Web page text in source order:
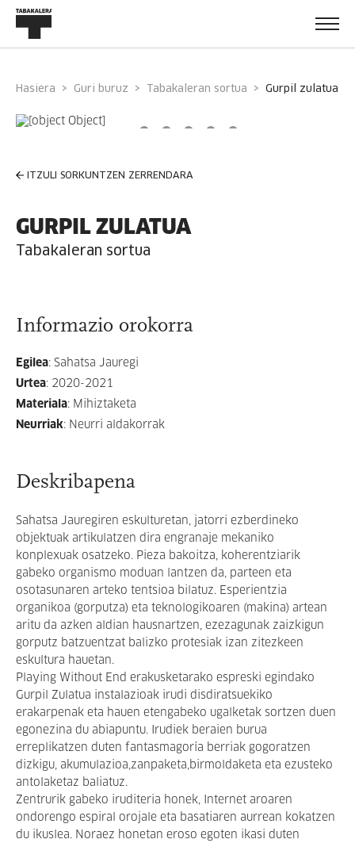
Hasiera Guri buruz Tabakaleran sortua gurpil zulatua
ITZULI SORKUNTZEN ZERRENDARA
GURPIL ZULATUA
Tabakaleran sortua
Informazio orokorra
Egilea: Sahatsa Jauregi
Urtea: 2020-2021
Materiala: Mihiztaketa
Neurriak: Neurri aldakorrak
Deskribapena
Sahatsa Jauregiren eskulturetan, jatorri ezberdineko
objektuak artikulatzen dira engranaje mekaniko
konplexuak osatzeko. Pieza bakoitza, koherentziarik
gabeko organismo moduan lantzen da, parteen eta
osotasunaren arteko tentsioa bilatuz. Esperientzia
organikoa (gorputza) eta teknologikoaren (makina) artean
aritu da azken aldian hausnartzen, ezezagunak zaizkigun
gorputz batzuentzat balizko protesiak izan zitezkeen
eskultura hauetan.
Playing Without End erakusketarako espreski egindako
Gurpil Zulatua instalazioak irudi disdiratsuekiko
erakarpenak eta hauen etengabeko ugalketak sortzen duen
egonezina du abiapuntu. Irudiek beraien burua
erreplikatzen duten fantasmagoría berriak gogoratzen
dizkigu, akumulazioa,zanpaketa,birmoldaketa eta ezusteko
antolaketaz baliatuz.
Zentrurik gabeko iruditeria honek, Internet aroaren
ondorengo espiral orojale eta basatiaren aurrean kokatzen
du ikuslea. Noraez honetan eroso egoten ikasi duten